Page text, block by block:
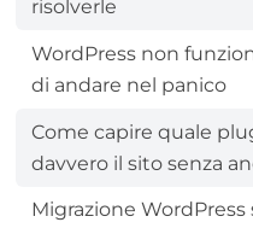
risolverle
WordPress non
di andare nel panico
Come capire quale
davvero il sito senza
Migrazione